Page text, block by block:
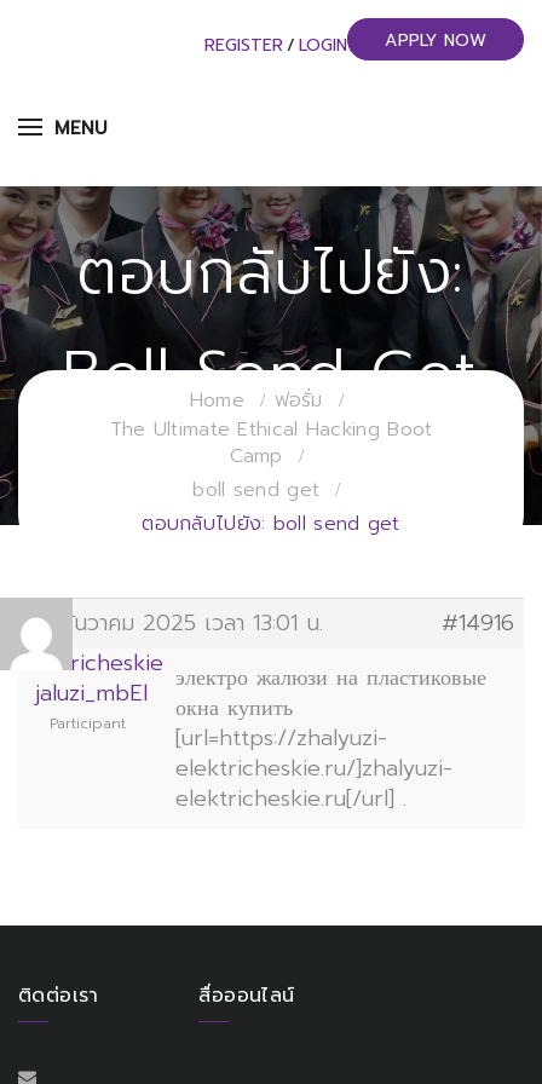
MENU
REGISTER / LOGIN APPLY NOW
ตอบกลับไปยัง:
Boll Send Get
วิทยาลัยการจัดการอุตสาหกรรมบริการ
มหาวิทยาลัยราชภัฏสวนสุนันทา
Home
ฟอรั่ม
The Ultimate Ethical Hacking Boot
Camp
boll send get
ตอบกลับไปยัง: boll send get
23 ธันวาคม 2025 เวลา 13:01 น.
#14916
elektricheskie
jaluzi_mbEl
Participant
электро жалюзи на пластиковые
окна купить
[url=https://zhalyuzi-
elektricheskie.ru/]zhalyuzi-
elektricheskie.ru[/url] .
ติดต่อเรา สื่อออนไลน์